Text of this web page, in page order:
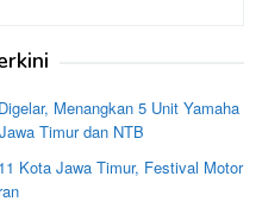
Menangkan 5 Unit Yamaha
Timur dan NTB
Kota Jawa Timur, Festival Motor